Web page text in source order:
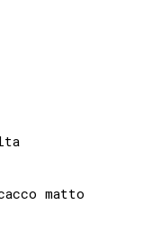
matto